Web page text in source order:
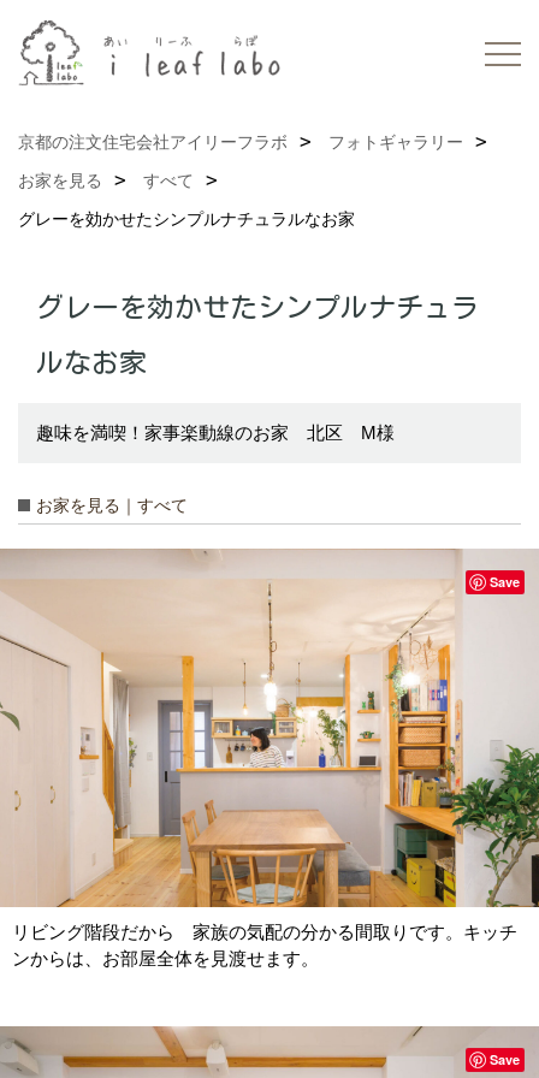
京都の注文住宅会社アイリーフラボ
フォトギャラリー
お家を見る
すべて
グレーを効かせたシンプルナチュラルなお家
グレーを効かせたシンプルナチュラ
ルなお家
趣味を満喫！家事楽動線のお家 北区 M様
お家を見る｜すべて
リビング階段だから 家族の気配の分かる間取りです。キッチ
ンからは、お部屋全体を見渡せます。
Save
Save